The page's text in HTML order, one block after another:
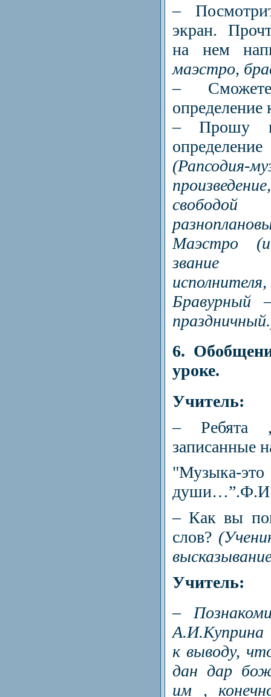
–
экран.
на нем
маэстро,
–
– Прошу
(Рапсодия-
Маэстро
звание
Бравурный
6.
уроке.
Учитель:
– Ребята ,
записанные
– Как вы
слов?
Учитель:
–
А.И.Куприна
к выводу,
дан дар
им ,